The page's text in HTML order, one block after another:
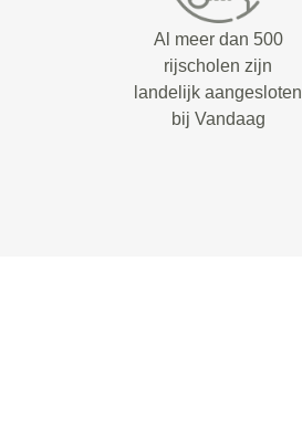
Al meer dan 500
rijscholen zijn
landelijk aangesloten
bij Vandaag